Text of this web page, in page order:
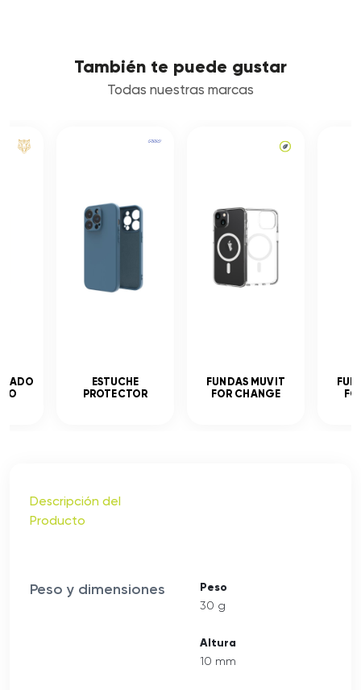
También te puede gustar
Todas nuestras marcas
ESTUCHE
PROTECTOR
FUNDAS MUVIT
FOR CHANGE
Descripción del
Producto
Peso y dimensiones Peso
30 g
Altura
10 mm